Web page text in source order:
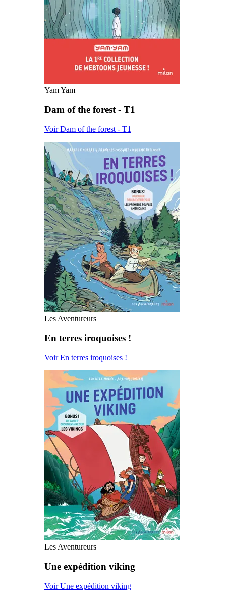
Yam Yam
Dam of the forest - T1
Voir Dam of the forest - T1
Les Aventureurs
En terres iroquoises !
Voir En terres iroquoises !
Les Aventureurs
Une expédition viking
Voir Une expédition viking